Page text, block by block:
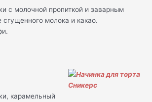
с молочной пропиткой и заварным
молока и какао.
карамельный